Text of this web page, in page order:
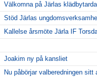
Välkomna på Järlas
Stöd Järlas
Kallelse årsmöte Järla IF
Joakim ny på kansliet
Nu påbörjar valberedningen sitt